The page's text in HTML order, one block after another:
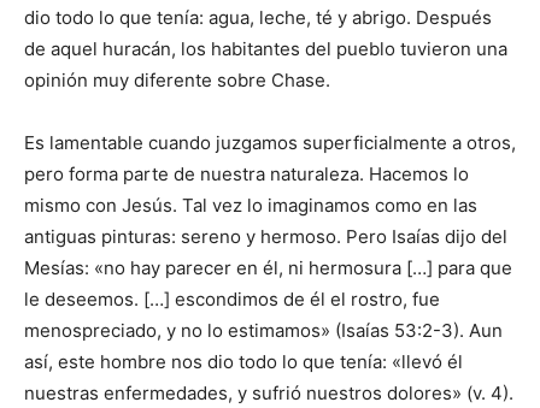
dio todo lo que tenía: agua, leche, té y abrigo. Después
de aquel huracán, los habitantes del pueblo tuvieron una
opinión muy diferente sobre Chase.
Es lamentable cuando juzgamos superficialmente a otros,
pero forma parte de nuestra naturaleza. Hacemos lo
mismo con Jesús. Tal vez lo imaginamos como en las
antiguas pinturas: sereno y hermoso. Pero Isaías dijo del
Mesías: «no hay parecer en él, ni hermosura […] para que
le deseemos. […] escondimos de él el rostro, fue
menospreciado, y no lo estimamos» (Isaías 53:2-3). Aun
así, este hombre nos dio todo lo que tenía: «llevó él
nuestras enfermedades, y sufrió nuestros dolores» (v. 4).